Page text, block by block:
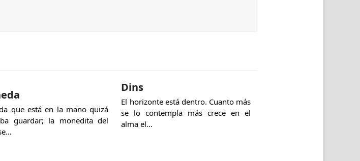
que está en la mano quizá
guardar; la monedita del
Dins
El horizonte está dentro. Cuanto más
se lo contempla más crece en el
alma el…